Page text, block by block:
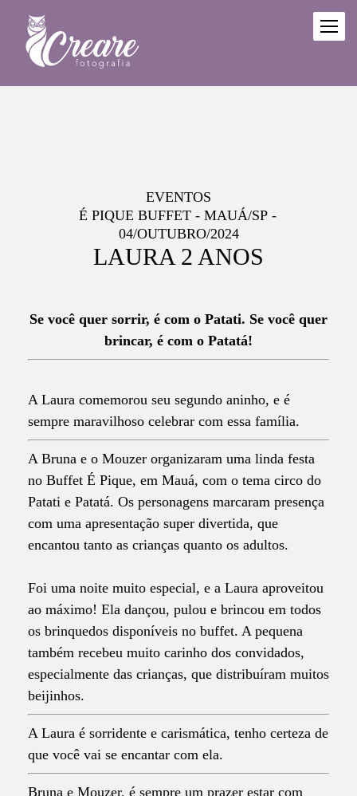
EVENTOS
É PIQUE BUFFET - MAUÁ/SP
04/OUTUBRO/2024
LAURA 2 ANOS
Se você quer sorrir, é com o Patati. Se você quer
brincar, é com o Patatá!
A Laura comemorou seu segundo aninho, e é
sempre maravilhoso celebrar com essa família.
A Bruna e o Mouzer organizaram uma linda festa
no Buffet É Pique, em Mauá, com o tema circo do
Patati e Patatá. Os personagens marcaram presença
com uma apresentação super divertida, que
encantou tanto as crianças quanto os adultos.
Foi uma noite muito especial, e a Laura aproveitou
ao máximo! Ela dançou, pulou e brincou em todos
os brinquedos disponíveis no buffet. A pequena
também recebeu muito carinho dos convidados,
especialmente das crianças, que distribuíram muitos
beijinhos.
A Laura é sorridente e carismática, tenho certeza de
que você vai se encantar com ela.
Bruna e Mouzer, é sempre um prazer estar com